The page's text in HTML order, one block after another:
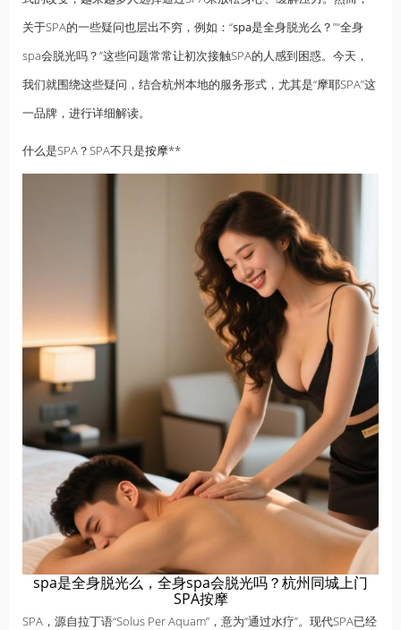
关于SPA的一些疑问也层出不穷，例如：“spa是全身脱光么？”“全身
spa会脱光吗？”这些问题常常让初次接触SPA的人感到困惑。今天，
我们就围绕这些疑问，结合杭州本地的服务形式，尤其是“摩耶SPA”这
一品牌，进行详细解读。
什么是SPA？SPA不只是按摩**
spa是全身脱光么，全身spa会脱光吗？杭州同城上门
SPA按摩
SPA，源自拉丁语“Solus Per Aquam”，意为“通过水疗”。现代SPA已经